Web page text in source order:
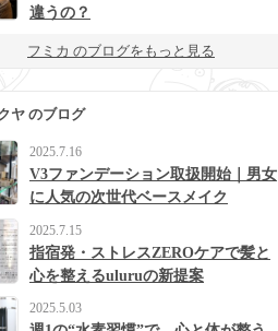
違うの？
フミカ のブログをもっと見る
ヤ のブログ
2025.7.16
V3ファンデーション取扱開始｜男女
に人気の次世代ベースメイク
2025.7.15
指宿発・ストレスZEROケアで髪と
心を整えるuluruの新提案
2025.5.03